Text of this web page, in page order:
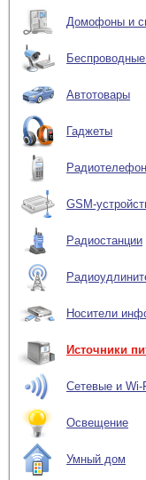
Домофоны и
Автотовары
Гаджеты
GSM-
Радиостанции
Носители
Источники
Сетевые и Wi-
Освещение
Умный дом